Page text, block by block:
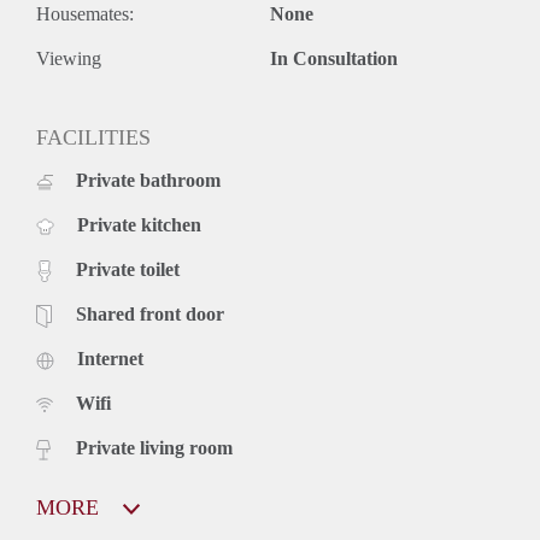
Housemates: None
Viewing In Consultation
FACILITIES
Private bathroom
Private kitchen
Private toilet
Shared front door
Internet
Wifi
Private living room
MORE